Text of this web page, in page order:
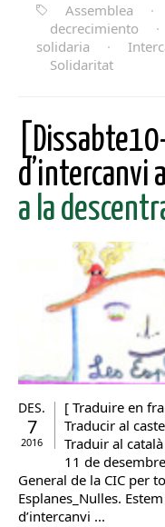
Assemblea
·
decrecimiento
·
solidaria
·
Solidaritat
d’intercanvi
a la
DES.
7
2016
[ Traduire en
Traducir al
Traduir al
11 de
General de la CIC per
Esplanes_Nulles.
d’intercanvi ...